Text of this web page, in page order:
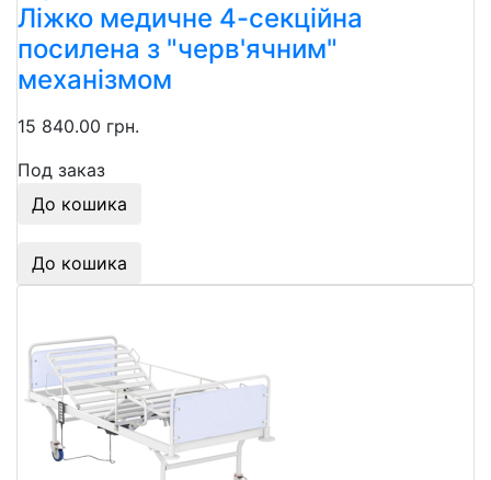
Ліжко медичне 4-секційна
посилена з "черв'ячним"
механізмом
15 840.00 грн.
Под заказ
До кошика
До кошика